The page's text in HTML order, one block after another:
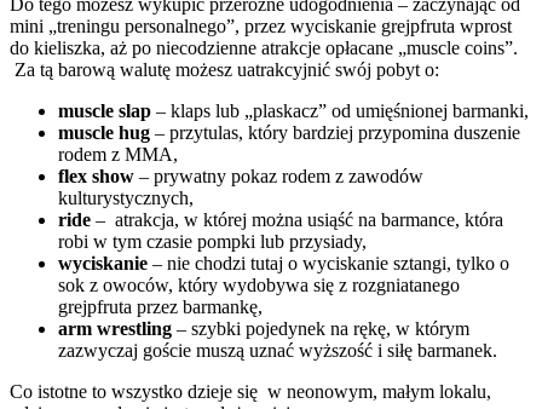
mini „treningu personalnego”, przez wyciskanie grejpfruta wprost
do kieliszka, aż po niecodzienne atrakcje opłacane „muscle coins”.
Za tą barową walutę możesz uatrakcyjnić swój pobyt o:
muscle slap – klaps lub „plaskacz” od umięśnionej barmanki,
muscle hug – przytulas, który bardziej przypomina duszenie
rodem z MMA,
flex show – prywatny pokaz rodem z zawodów
kulturystycznych,
ride – atrakcja, w której można usiąść na barmance, która
robi w tym czasie pompki lub przysiady,
wyciskanie – nie chodzi tutaj o wyciskanie sztangi, tylko o
sok z owoców, który wydobywa się z rozgniatanego
grejpfruta przez barmankę,
arm wrestling – szybki pojedynek na rękę, w którym
zazwyczaj goście muszą uznać wyższość i siłę barmanek.
Co istotne to wszystko dzieje się w neonowym, małym lokalu,